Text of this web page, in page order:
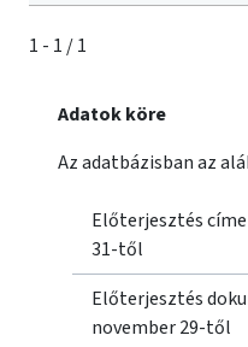
1 - 1 / 1
Adatok köre
Az adatbázisban az
Előterjesztés
31-től
Előterjesztés
november 29-től